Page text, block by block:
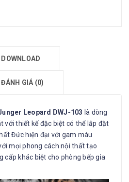
DOWNLOAD
ĐÁNH GIÁ (0)
Leopard DWJ-103 là dòng
với thiết kế đặc biệt có thể lắp đặt
Đức hiện đại với gam màu
mọi phong cách nội thất tạo
cấp khác biệt cho phòng bếp gia